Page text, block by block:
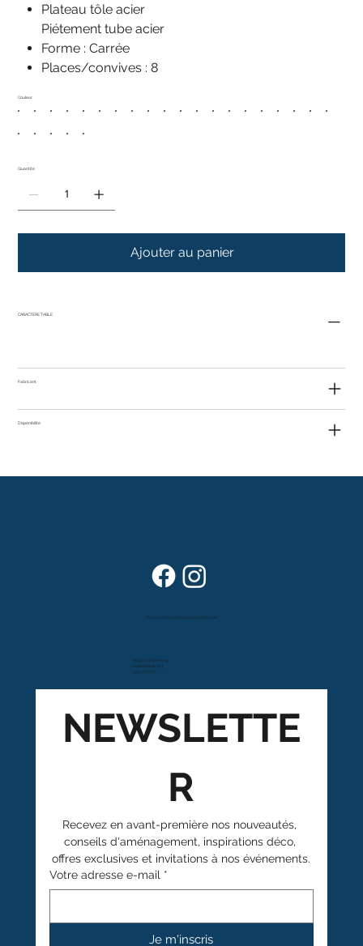
Plateau tôle acier
Piétement tube acier
Forme : Carrée
Places/convives : 8
Couleur
Quantité
Ajouter au panier
CARACTÈRE TABLE
Fabricant
Disponibilité
Route cantonale 4
Case postale 157
1963 Vétroz
Dans vos foyers depuis plus de 80 ans
NEWSLETTE
R
Recevez en avant-première nos nouveautés,
conseils d'aménagement, inspirations déco,
offres exclusives et invitations à nos événements.
Votre adresse e-mail *
Je m'inscris